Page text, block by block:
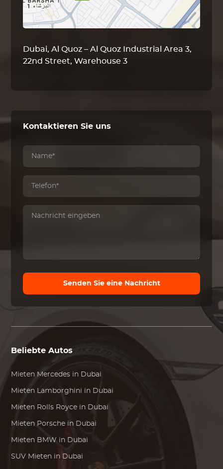
Dubai, Al Quoz – Al Quoz Industrial Area 3,
22nd Street, Warehouse 3
Kontaktieren Sie uns
Senden Sie eine Nachricht
Beliebte Autos
Mieten Mercedes in Dubai
Mieten Lamborghini in Dubai
Mieten Rolls Royce in Dubai
Mieten Porsche in Dubai
Mieten BMW in Dubai
SUV Mieten in Dubai